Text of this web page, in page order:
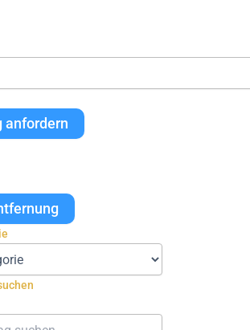
anfordern